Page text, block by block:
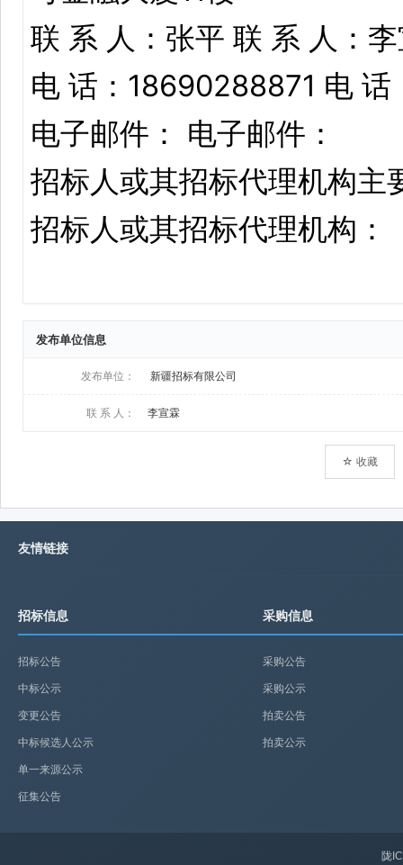
发布单位信息
发布单位： 新疆招标有限公司
联 系 人： 李宣霖
☆ 收藏
友情链接
招标信息
招标公告
中标公示
变更公告
中标候选人公示
单一来源公示
征集公告
采购信息
采购公告
采购公示
拍卖公告
拍卖公示
陇